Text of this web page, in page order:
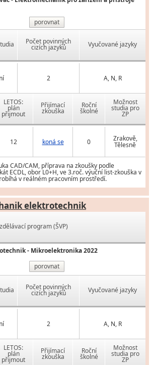
porovnat
Počet povinných
cizích jazyků Vyučované jazyky
2 A, N, R
LETOS:
plán
přijmout
Přijímací
zkouška
Roční
školné
Možnost
studia pro
ZP
12 koná se 0 Zrakově,
Tělesně
CAD/CAM, příprava na zkoušky podle
ECDL, obor L0+H, ve 3.roč. výuční list-zkouška v
v reálném pracovním prostředí.
elektrotechnik
program (ŠVP)
- Mikroelektronika 2022
porovnat
Počet povinných
cizích jazyků Vyučované jazyky
2 A, N, R
LETOS:
plán
přijmout
Přijímací
zkouška
Roční
školné
Možnost
studia pro
ZP